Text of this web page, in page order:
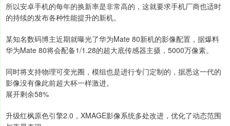
所以安卓手机的每年的换新率是非常高的，这就要求手机厂商也适时
的持续的发布各种性能提升的新机。
某知名数码博主近期就曝光了华为Mate 80新机的影像配置，据爆料
华为Mate 80将会配备1/1.28的超大底传感器主摄，5000万像素。
同时将支持物理可变光圈，模组也是进行专门定制的，据悉这一代的
影像没有像此前超大杯一样激进。
展开剩余58%
升级红枫原色引擎2.0，XMAGE影像系统多处改进，优化了动态范围